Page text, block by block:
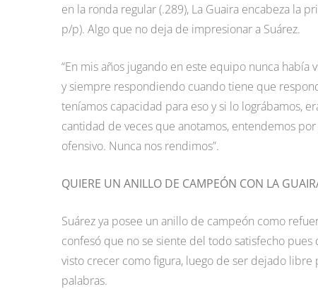
en la ronda regular (.289), La Guaira encabeza la
p/p). Algo que no deja de impresionar a Suárez.
“En mis años jugando en este equipo nunca
y siempre respondiendo cuando tiene que
teníamos capacidad para eso y si lo lográbamos,
cantidad de veces que anotamos, entendemos
ofensivo. Nunca nos rendimos”.
QUIERE UN ANILLO DE CAMPEÓN CON LA
Suárez ya posee un anillo de campeón como
confesó que no se siente del todo satisfecho
visto crecer como figura, luego de ser dejado libre
palabras.